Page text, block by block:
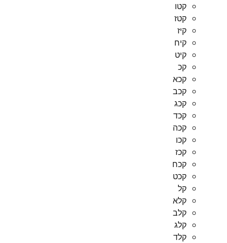
קטו
קטז
קיז
קיח
קיט
קכ
קכא
קכב
קכג
קכד
קכה
קכו
קכז
קכח
קכט
קל
קלא
קלב
קלג
קלד